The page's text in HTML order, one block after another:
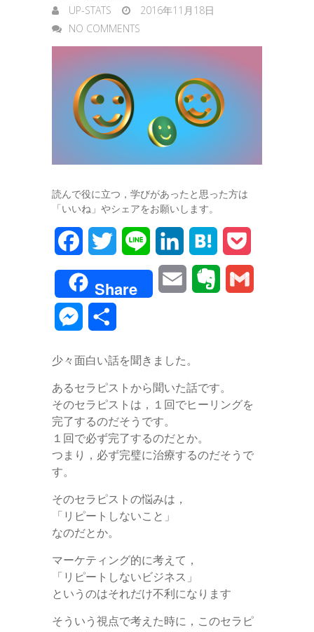
UP-STATS
2016年11月18日
NO COMMENTS
読んで役に立つ，学びがあったと思った方は
「いいね」やシェアをお願いします。
a
c
e
b
o
o
k
w
i
t
r
i
n
i
n
d
I
n
a
t
a
o
c
Share
i
l
n
s
e
e
r
少々面白い話を聞きました。
あるセラピストから聞いた話です。
そのセラピストは，１回でヒーリングを
完了するのだそうです。
１回で必ず完了するのだとか。
つまり，必ず完璧に治療するのだそうで
す。
そのセラピストの悩みは，
「リピートしないこと」
なのだとか。
マーケティング的に考えて，
「リピートしないビジネス」
というのはそれだけ不利になります
そういう視点で考えた時に，このセラピ